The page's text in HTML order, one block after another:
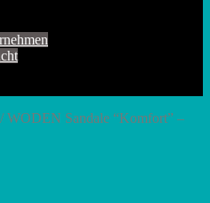
/ WODEN Sandale “Komfort” –